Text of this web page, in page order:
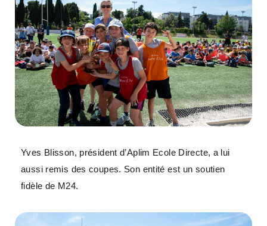
Yves Blisson, président d’Aplim Ecole Directe, a lui
aussi remis des coupes. Son entité est un soutien
fidèle de M24.